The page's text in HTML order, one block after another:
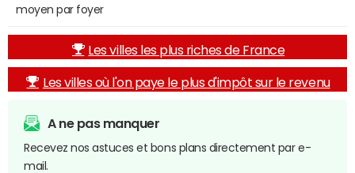
moyen par foyer
Les villes les plus riches de France
Les villes où l'on paye le plus d'impôt sur le revenu
A ne pas manquer
Recevez nos astuces et bons plans directement par e-
mail.